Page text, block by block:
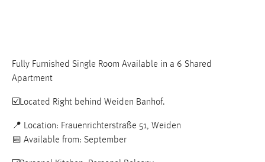
Fully Furnished Single Room Available in a 6 Shared
Apartment
☑️Located Right behind Weiden Banhof.
📍 Location: Frauenrichterstraße 51, Weiden
📅 Available from: September
5e9dbeb1811c0446 = Sitzungslaufzeit, mibew_locale = 3
Login
Name:
fe_user, be_user, be_lastLoginProvider